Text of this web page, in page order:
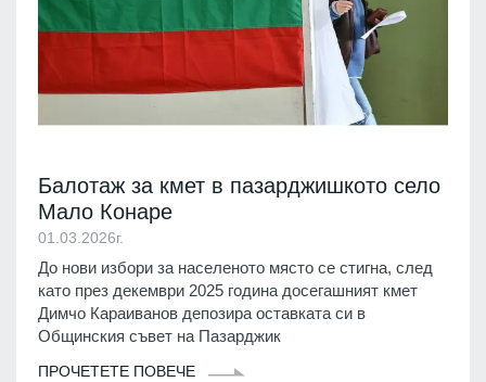
Балотаж за кмет в пазарджишкото село
Мало Конаре
01.03.2026г.
До нови избори за населеното място се стигна, след
като през декември 2025 година досегашният кмет
Димчо Караиванов депозира оставката си в
Общинския съвет на Пазарджик
ПРОЧЕТЕТЕ ПОВЕЧЕ